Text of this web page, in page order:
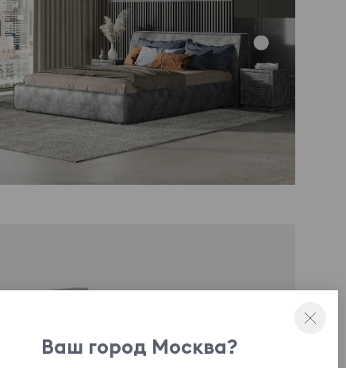
Ваш город Москва?